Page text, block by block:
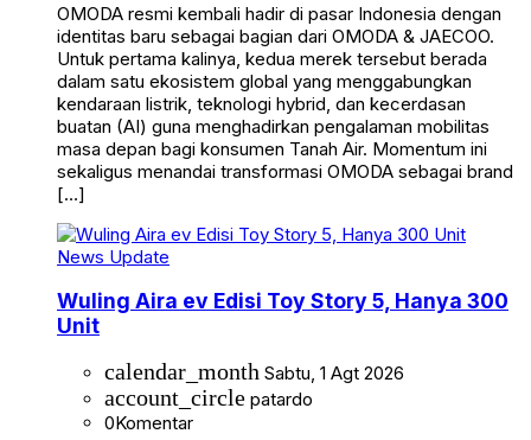
OMODA resmi kembali hadir di pasar Indonesia dengan
identitas baru sebagai bagian dari OMODA & JAECOO.
Untuk pertama kalinya, kedua merek tersebut berada
dalam satu ekosistem global yang menggabungkan
kendaraan listrik, teknologi hybrid, dan kecerdasan
buatan (AI) guna menghadirkan pengalaman mobilitas
masa depan bagi konsumen Tanah Air. Momentum ini
sekaligus menandai transformasi OMODA sebagai brand
[…]
News Update
Wuling Aira ev Edisi Toy Story 5, Hanya 300
Unit
calendar_month Sabtu, 1 Agt 2026
account_circle patardo
0Komentar